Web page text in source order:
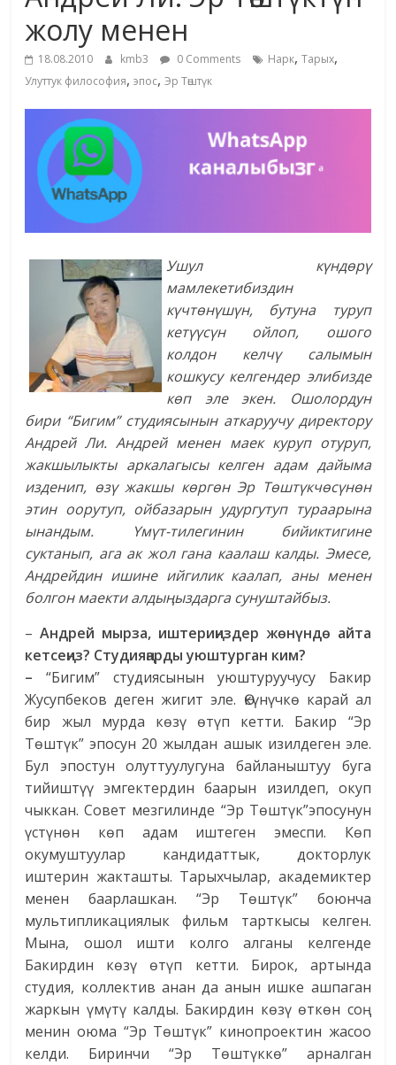
маданияты
жана
адабияты
жолу менен
18.08.2010 kmb3 0 Comments Нарк,Тарых,
Улуттук философия,эпос,Эр Төштүк
Ушул күндөрү
мамлекетибиздин
күчтөнүшүн, бутуна туруп
кетүүсүн ойлоп, ошого
колдон келчү салымын
кошкусу келгендер элибизде
көп эле экен. Ошолордун
бири “Бигим” студиясынын аткаруучу директору
Андрей Ли. Андрей менен маек куруп отуруп,
жакшылыкты аркалагысы келген адам дайыма
изденип, өзү жакшы көргөн Эр Төштүкчөсүнөн
этин оорутуп, ойбазарын удургутуп тураарына
ынандым.
Үмүт-тилегинин бийиктигине
суктанып, ага ак жол гана каалаш калды. Эмесе,
Андрейдин ишине ийгилик каалап, аны менен
болгон маекти алдыңыздарга сунуштайбыз.
–Андрей мырза, иштериңиздер жөнүндө айта
кетсеңиз? Студияңарды уюштурган ким?
–“Бигим” студиясынын уюштуруучусу Бакир
Жусупбеков деген жигит эле. Өкүнүчкө карай ал
бир жыл мурда көзү өтүп кетти. Бакир “Эр
Төштүк” эпосун 20 жылдан ашык изилдеген эле.
Бул эпостун олуттуулугуна байланыштуу буга
тийиштүү эмгектердин баарын изилдеп, окуп
чыккан. Совет мезгилинде “Эр Төштүк”эпосунун
үстүнөн көп адам иштеген эмеспи. Көп
окумуштуулар кандидаттык, докторлук
иштерин жакташты. Тарыхчылар, академиктер
менен баарлашкан. “Эр Төштүк” боюнча
мультипликациялык фильм тарткысы келген.
Мына, ошол ишти колго алганы келгенде
Бакирдин көзү өтүп кетти. Бирок, артында
студия, коллектив анан да анын ишке ашпаган
жаркын үмүтү калды. Бакирдин көзү өткөн соң
менин оюма “Эр Төштүк” кинопроектин жасоо
келди. Биринчи “Эр Төштүккө” арналган